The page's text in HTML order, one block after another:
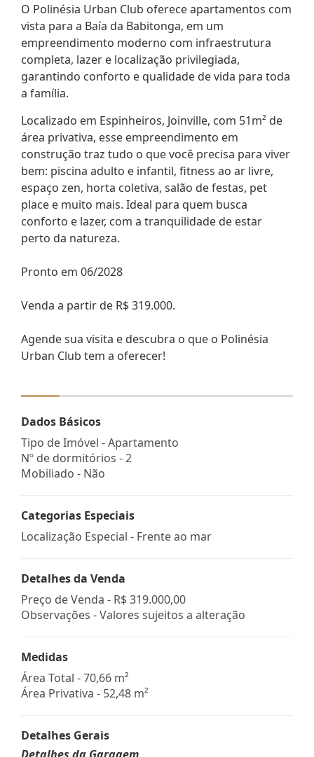
O Polinésia Urban Club oferece apartamentos com
vista para a Baía da Babitonga, em um
empreendimento moderno com infraestrutura
completa, lazer e localização privilegiada,
garantindo conforto e qualidade de vida para toda
a família.
Localizado em Espinheiros, Joinville, com 51m² de
área privativa, esse empreendimento em
construção traz tudo o que você precisa para viver
bem: piscina adulto e infantil, fitness ao ar livre,
espaço zen, horta coletiva, salão de festas, pet
place e muito mais. Ideal para quem busca
conforto e lazer, com a tranquilidade de estar
perto da natureza.
Pronto em 06/2028
Venda a partir de R$ 319.000.
Agende sua visita e descubra o que o Polinésia
Urban Club tem a oferecer!
Dados Básicos
Tipo de Imóvel - Apartamento
Nº de dormitórios - 2
Mobiliado - Não
Categorias Especiais
Localização Especial - Frente ao mar
Detalhes da Venda
Preço de Venda - R$ 319.000,00
Observações - Valores sujeitos a alteração
Medidas
Área Total - 70,66 m²
Área Privativa - 52,48 m²
Detalhes Gerais